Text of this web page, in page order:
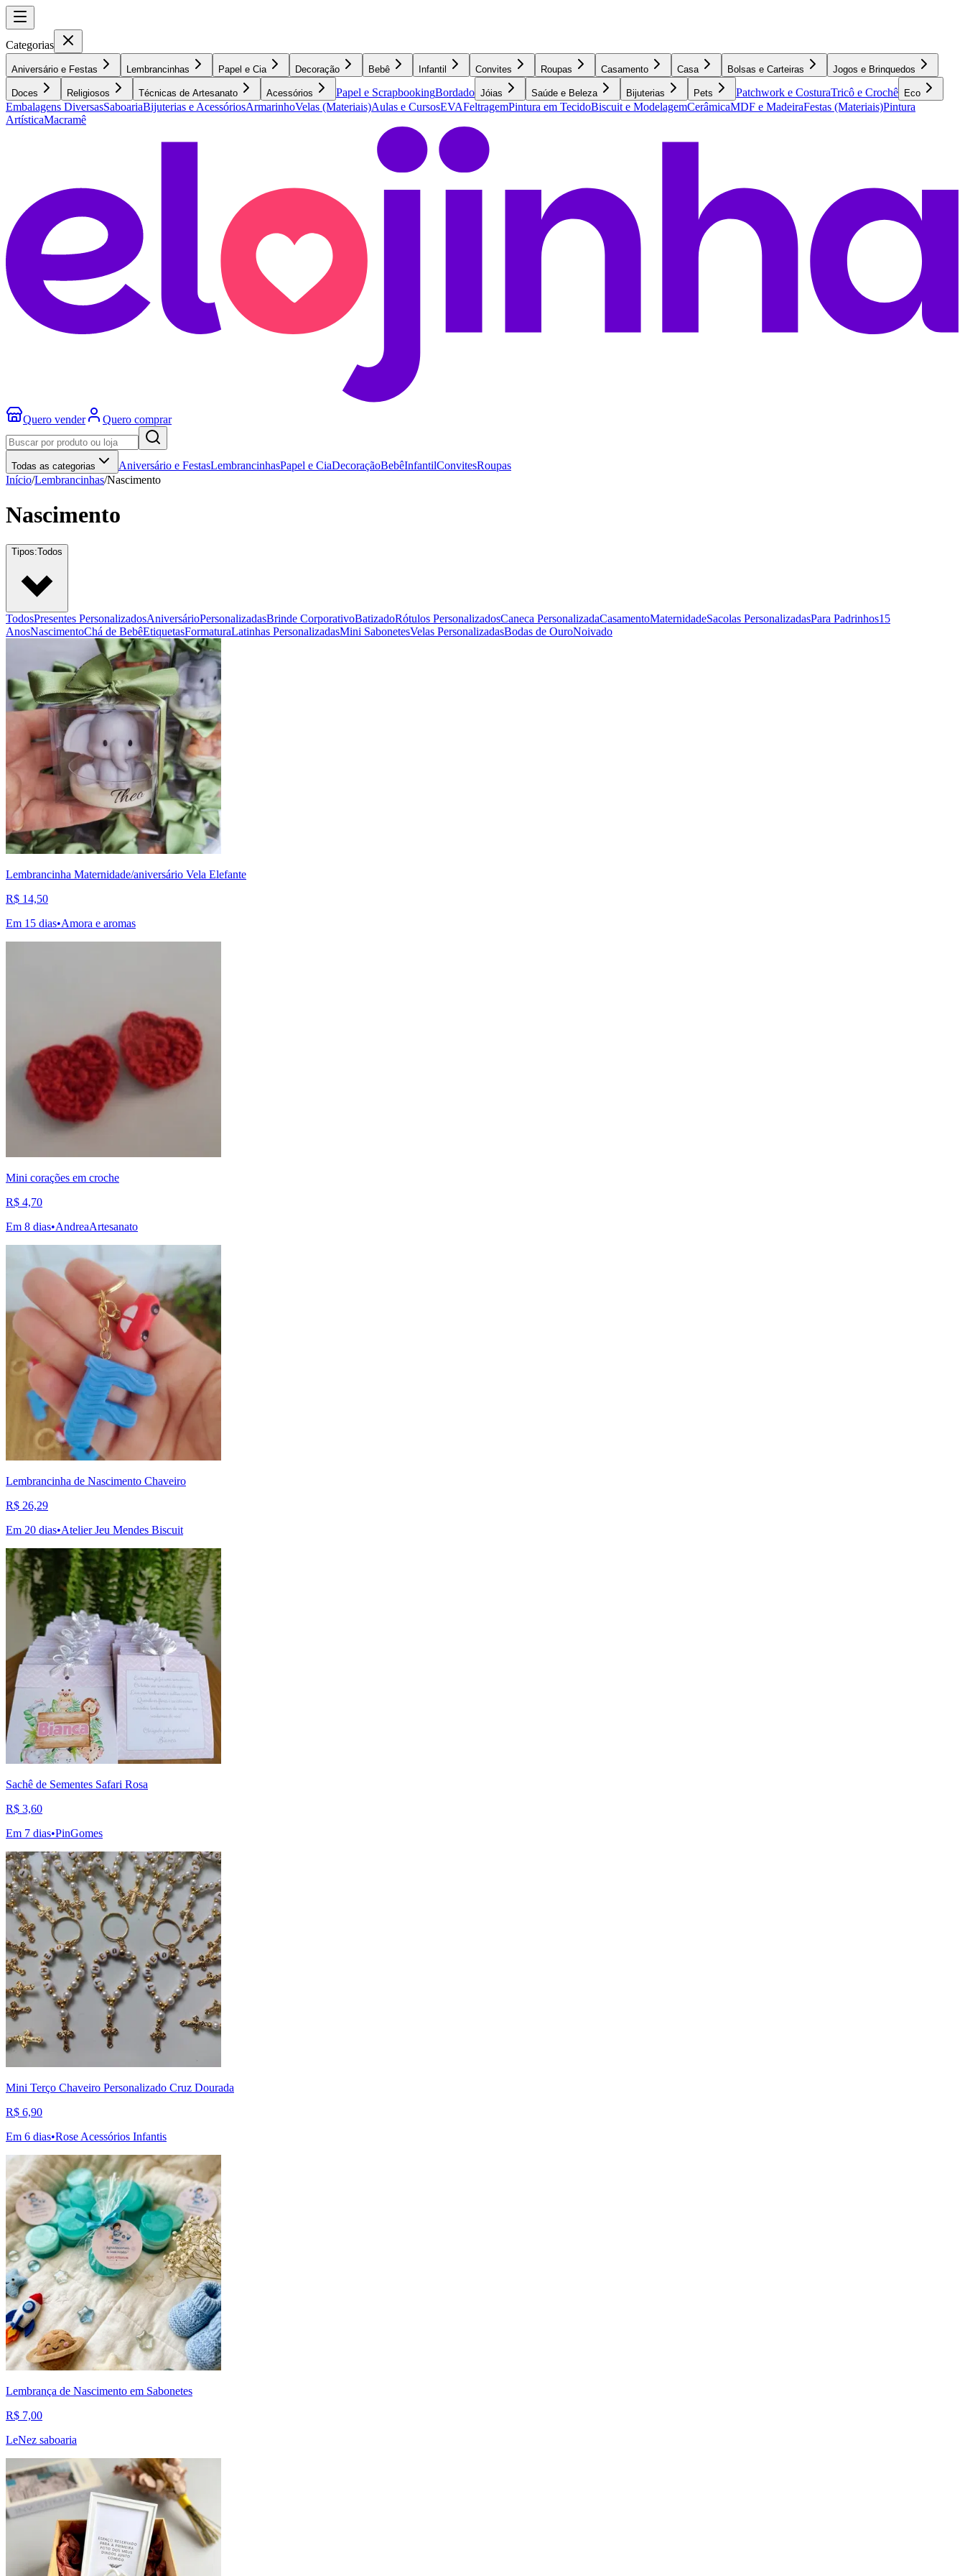
Categorias
Aniversário e Festas Lembrancinhas Papel e Cia Decoração Bebê Infantil Convites Roupas Casamento Casa Bolsas e Carteiras Jogos e Brinquedos
Doces Religiosos Técnicas de Artesanato Acessórios Papel e ScrapbookingBordado Jóias Saúde e Beleza Bijuterias Pets Patchwork e CosturaTricô e Crochê Eco
Embalagens DiversasSaboariaBijuterias e AcessóriosArmarinhoVelas (Materiais)Aulas e CursosEVAFeltragemPintura em TecidoBiscuit e ModelagemCerâmicaMDF e MadeiraFestas (Materiais)Pintura
ArtísticaMacramê
Quero vender Quero comprar
Todas as categorias Aniversário e FestasLembrancinhasPapel e CiaDecoraçãoBebêInfantilConvitesRoupas
Início/Lembrancinhas/Nascimento
Nascimento
Tipos:Todos
TodosPresentes PersonalizadosAniversárioPersonalizadasBrinde CorporativoBatizadoRótulos PersonalizadosCaneca PersonalizadaCasamentoMaternidadeSacolas PersonalizadasPara Padrinhos15
AnosNascimentoChá de BebêEtiquetasFormaturaLatinhas PersonalizadasMini SabonetesVelas PersonalizadasBodas de OuroNoivado
Lembrancinha Maternidade/aniversário Vela Elefante
R$ 14,50
Em 15 dias•Amora e aromas
Mini corações em croche
R$ 4,70
Em 8 dias•AndreaArtesanato
Lembrancinha de Nascimento Chaveiro
R$ 26,29
Em 20 dias•Atelier Jeu Mendes Biscuit
Sachê de Sementes Safari Rosa
R$ 3,60
Em 7 dias•PinGomes
Mini Terço Chaveiro Personalizado Cruz Dourada
R$ 6,90
Em 6 dias•Rose Acessórios Infantis
Lembrança de Nascimento em Sabonetes
R$ 7,00
LeNez saboaria